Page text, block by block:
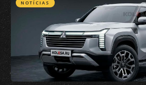
NOTÍCIAS